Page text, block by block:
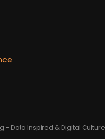
- Data Inspired & Digital Culture